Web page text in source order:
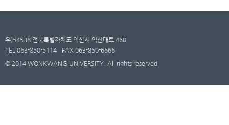
우)54538 전북특별자치도 익산시 익산대로 460
TEL 063-850-5114
FAX 063-850-6666
© 2014 WONKWANG UNIVERSITY. All rights reserved